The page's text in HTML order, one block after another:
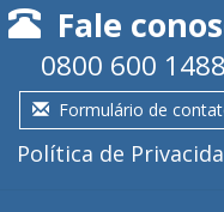
Fale
0800 600 1488
Formulário de
Política de